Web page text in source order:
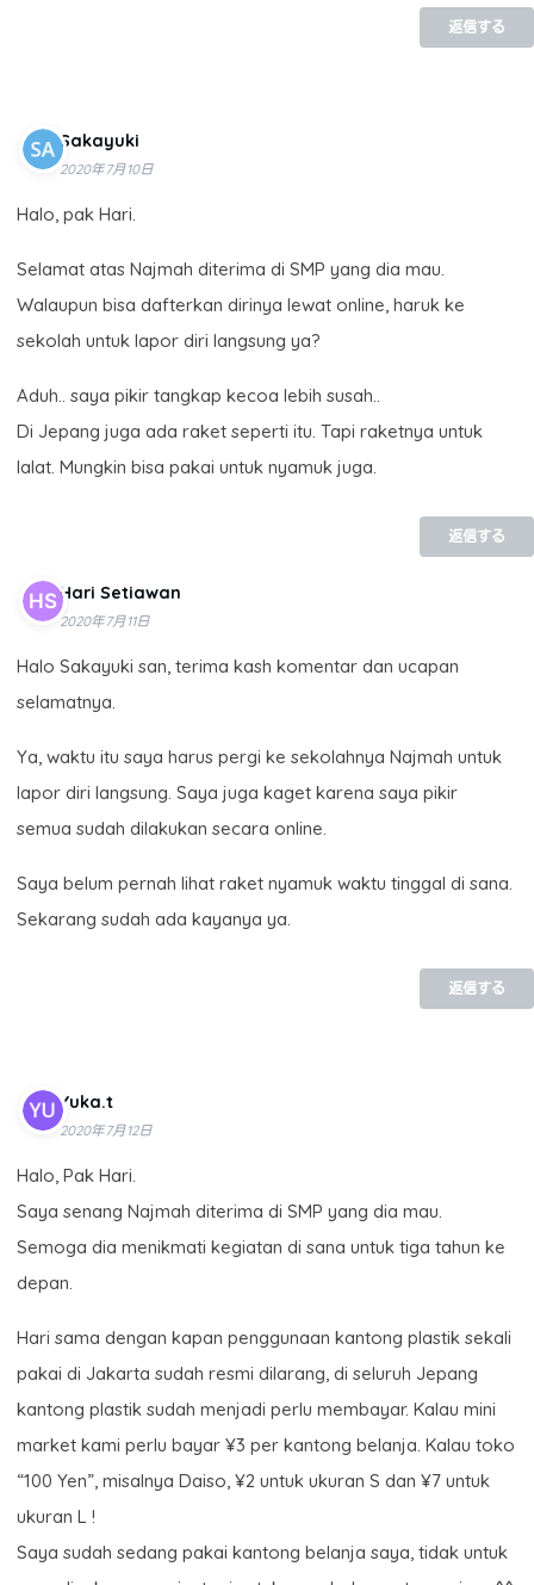
返信する
Sakayuki
2020年7月10日
Halo, pak Hari.
Selamat atas Najmah diterima di SMP yang dia mau.
Walaupun bisa dafterkan dirinya lewat online, haruk ke
sekolah untuk lapor diri langsung ya?
Aduh.. saya pikir tangkap kecoa lebih susah..
Di Jepang juga ada raket seperti itu. Tapi raketnya untuk
lalat. Mungkin bisa pakai untuk nyamuk juga.
返信する
Hari Setiawan
2020年7月11日
Halo Sakayuki san, terima kash komentar dan ucapan
selamatnya.
Ya, waktu itu saya harus pergi ke sekolahnya Najmah untuk
lapor diri langsung. Saya juga kaget karena saya pikir
semua sudah dilakukan secara online.
Saya belum pernah lihat raket nyamuk waktu tinggal di sana.
Sekarang sudah ada kayanya ya.
返信する
Yuka.t
2020年7月12日
Halo, Pak Hari.
Saya senang Najmah diterima di SMP yang dia mau.
Semoga dia menikmati kegiatan di sana untuk tiga tahun ke
depan.
Hari sama dengan kapan penggunaan kantong plastik sekali
pakai di Jakarta sudah resmi dilarang, di seluruh Jepang
kantong plastik sudah menjadi perlu membayar. Kalau mini
market kami perlu bayar ¥3 per kantong belanja. Kalau toko
“100 Yen”, misalnya Daiso, ¥2 untuk ukuran S dan ¥7 untuk
ukuran L !
Saya sudah sedang pakai kantong belanja saya, tidak untuk